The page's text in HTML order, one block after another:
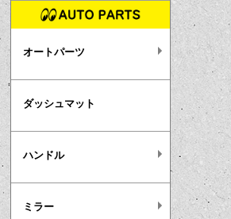
オートパーツ
ダッシュマット
ハンドル
ミラー